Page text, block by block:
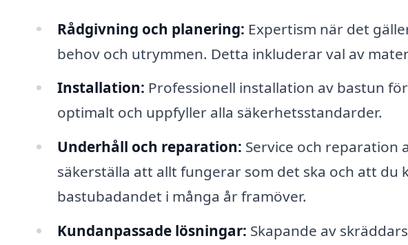
Rådgivning och planering: Expertism när det
behov och utrymmen. Detta inkluderar val av
Installation: Professionell installation av bastun
optimalt och uppfyller alla säkerhetsstandarder.
Underhåll och reparation: Service och reparation
säkerställa att allt fungerar som det ska och att du
bastubadandet i många år framöver.
Kundanpassade lösningar: Skapande av